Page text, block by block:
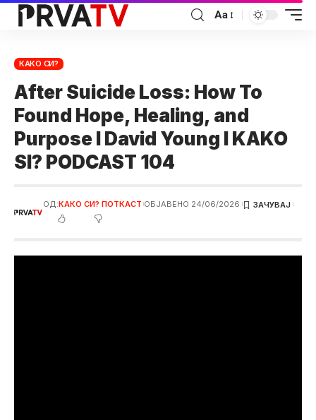
Аа
КАКО СИ?
After Suicide Loss: How To
Found Hope, Healing, and
Purpose I David Young I KAKO
SI? PODCAST 104
ОД:КАКО СИ? ПОТКАСТ ОБЈАВЕНО 24/06/2026